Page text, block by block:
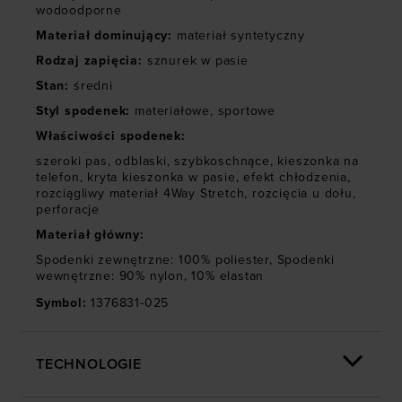
wodoodporne
Materiał dominujący: materiał syntetyczny
Rodzaj zapięcia: sznurek w pasie
Stan: średni
Styl spodenek: materiałowe, sportowe
Właściwości spodenek:
szeroki pas, odblaski, szybkoschnące, kieszonka na
telefon, kryta kieszonka w pasie, efekt chłodzenia,
rozciągliwy materiał 4Way Stretch, rozcięcia u dołu,
perforacje
Materiał główny:
Spodenki zewnętrzne: 100% poliester, Spodenki
wewnętrzne: 90% nylon, 10% elastan
Symbol: 1376831-025
TECHNOLOGIE